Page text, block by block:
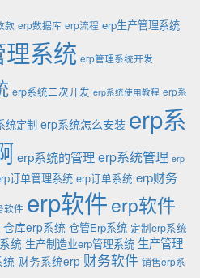
款 erp数据库 erp流程 erp生产管理系统
系统 erp管理系统开发
erp系统二次开发 erp系统使用教程 erp系
统定制 erp系统怎么安装 erp系
erp系统的管理erp系统管理 erp
订单管理系统 erp订单系统 erp财务
软件 erp软件erp软件
仓库erp系统 仓管Erp系统 定制erp系统
统 生产制造业erp管理系统 生产管理
财务系统erp 财务软件 销售erp系